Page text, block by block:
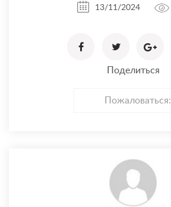
13/11/2024
Поделиться
Пожаловаться: